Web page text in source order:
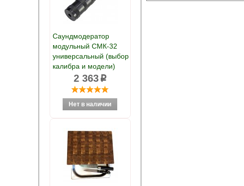
Саундмодератор
модульный СМК-32
универсальный (выбор
калибра и модели)
2 363p